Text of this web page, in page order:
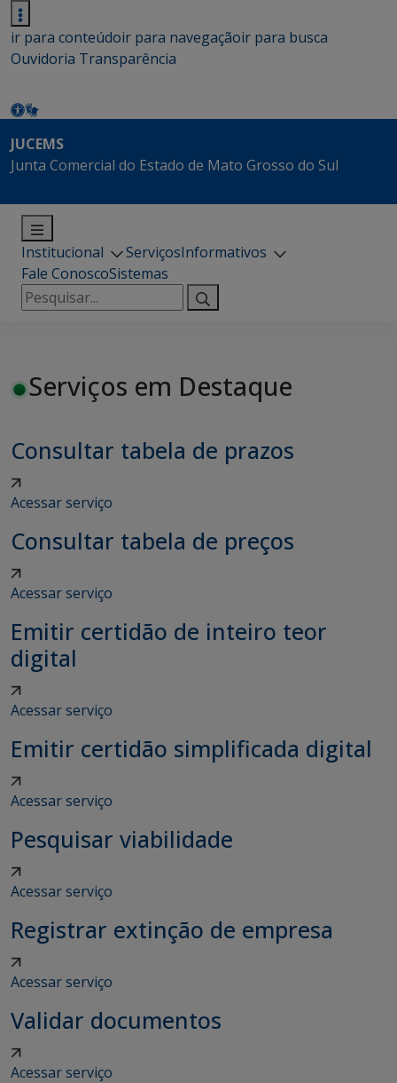
ir para conteúdoir para navegaçãoir para busca
Ouvidoria Transparência
JUCEMS
Junta Comercial do Estado de Mato Grosso do Sul
Institucional ServiçosInformativos
Fale ConoscoSistemas
Pesquisar
por:
Serviços em Destaque
Consultar tabela de prazos
Acessar serviço
Consultar tabela de preços
Acessar serviço
Emitir certidão de inteiro teor
digital
Acessar serviço
Emitir certidão simplificada digital
Acessar serviço
Pesquisar viabilidade
Acessar serviço
Registrar extinção de empresa
Acessar serviço
Validar documentos
Acessar serviço